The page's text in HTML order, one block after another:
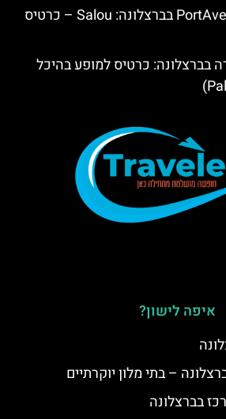
פארק המים PortAventura בברצלונה: Salou – כרטיס
בברצלונה: כרטיס למופע בהיכל
איפה לישון?
בברצלונה